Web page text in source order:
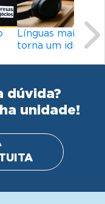
o que
dúvida?
unidade!